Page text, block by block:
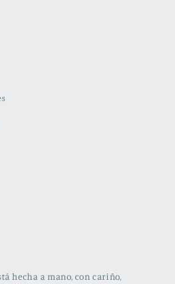
hecha a mano, con cariño,